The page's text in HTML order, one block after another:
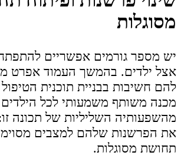
מסוגלות
יש מספר גורמים אפשריים
אצל ילדים. בהמשך העמוד אפרט
להם חשיבות בבניית תוכנית
מכנה משותף משמעותי לכל
מהשפעותיה השליליות של תכונה
את הפרשנות שלהם למצבים
תחושת מסוגלות.